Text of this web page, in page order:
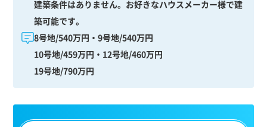
建築条件はありません。お好きなハウスメーカー様で建
築可能です。
8号地/540万円・9号地/540万円
10号地/459万円・12号地/460万円
19号地/790万円